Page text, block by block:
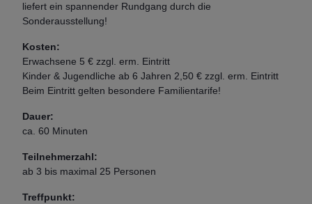
liefert ein spannender Rundgang durch die
Sonderausstellung!
Kosten:
Erwachsene 5 € zzgl. erm. Eintritt
Kinder & Jugendliche ab 6 Jahren 2,50 € zzgl. erm. Eintritt
Beim Eintritt gelten besondere Familientarife!
Dauer:
ca. 60 Minuten
Teilnehmerzahl:
ab 3 bis maximal 25 Personen
Treffpunkt: